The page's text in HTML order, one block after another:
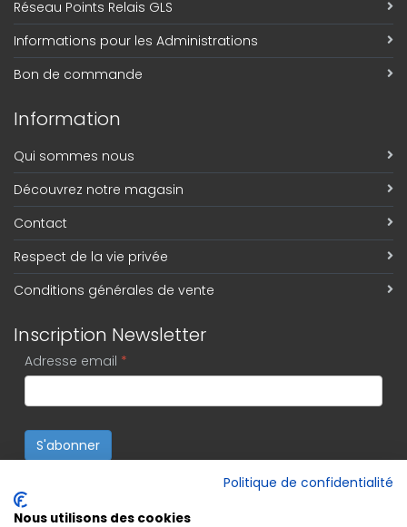
Réseau Points Relais GLS
Informations pour les Administrations
Bon de commande
Information
Qui sommes nous
Découvrez notre magasin
Contact
Respect de la vie privée
Conditions générales de vente
Inscription Newsletter
Adresse email *
S'abonner
Politique de confidentialité
Nous utilisons des cookies